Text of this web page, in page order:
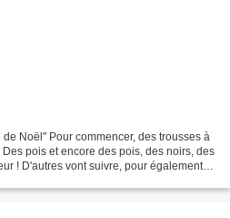
Noël" Pour commencer, des trousses à
pois et encore des pois, des noirs, des
! D'autres vont suivre, pour également